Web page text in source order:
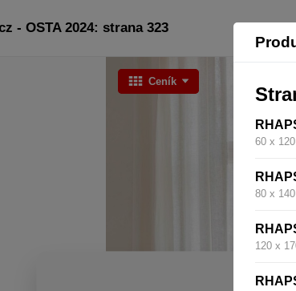
60 x 120
80 x 140
120 x
- OSTA 2024: strana 323
Ceník